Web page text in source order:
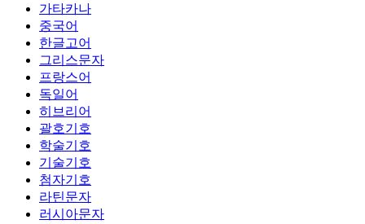
가타카나
중국어
한글고어
그리스문자
프랑스어
독일어
히브리어
괄호기호
학술기호
기술기호
첨자기호
라틴문자
러시아문자